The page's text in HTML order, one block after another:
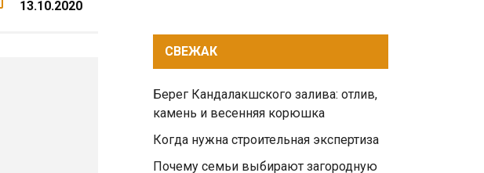
13.10.2020
СВЕЖАК
Берег Кандалакшского залива: отлив,
камень и весенняя корюшка
Когда нужна строительная экспертиза
Почему семьи выбирают загородную